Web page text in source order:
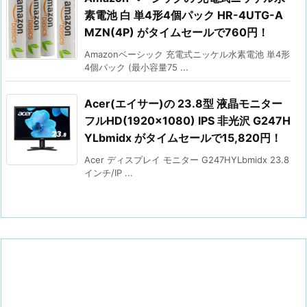
素電池 白 単4形4個パック HR-4UTG-A
MZN(4P) がタイムセールで760円！
Amazonベーシック 充電式ニッケル水素電池 単4形
4個パック (最小容量75 ...
Acer(エイサー)の 23.8型 液晶モニター
フルHD(1920×1080) IPS 非光沢 G247H
YLbmidx がタイムセールで15,820円！
Acer ディスプレイ モニター G247HYLbmidx 23.8
インチ/IP ...